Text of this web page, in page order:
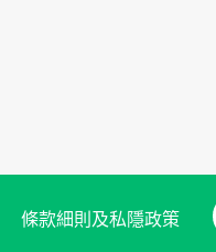
條款細則及私隱政策